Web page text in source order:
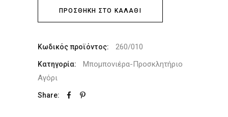
ΠΡΟΣΘΉΚΗ ΣΤΟ ΚΑΛΆΘΙ
Κωδικός προϊόντος: 260/010
Κατηγορία:
Μπομπονιέρα-Προσκλητήριο
Αγόρι
Share: